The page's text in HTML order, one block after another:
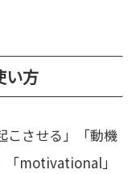
い方
こさせる」「動機
「motivational」